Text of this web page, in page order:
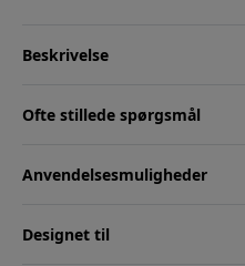
Beskrivelse
Ofte stillede spørgsmål
Anvendelsesmuligheder
Designet til